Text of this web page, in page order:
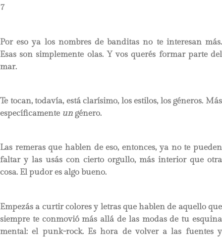
7
Por eso ya los nombres de banditas no te interesan más.
Esas son simplemente olas. Y vos querés formar parte del
mar.
Te tocan, todavía, está clarísimo, los estilos, los géneros. Más
específicamente un género.
Las remeras que hablen de eso, entonces, ya no te pueden
faltar y las usás con cierto orgullo, más interior que otra
cosa. El pudor es algo bueno.
Empezás a curtir colores y letras que hablen de aquello que
siempre te conmovió más allá de las modas de tu esquina
mental: el punk-rock. Es hora de volver a las fuentes y